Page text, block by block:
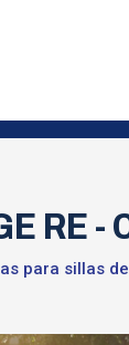
RE
para sillas